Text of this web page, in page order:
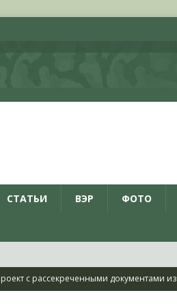
СТАТЬИ ВЭР ФОТО
с рассекреченными документами из